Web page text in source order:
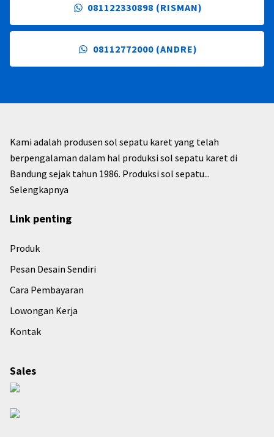
081122330898 (RISMAN)
08112772000 (ANDRE)
Kami adalah produsen sol sepatu karet yang telah
berpengalaman dalam hal produksi sol sepatu karet di
Bandung sejak tahun 1986. Produksi sol sepatu...
Selengkapnya
Link penting
Produk
Pesan Desain Sendiri
Cara Pembayaran
Lowongan Kerja
Kontak
Sales